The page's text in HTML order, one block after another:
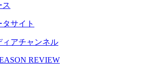
ス
タサイト
ィアチャンネル
REVIEW